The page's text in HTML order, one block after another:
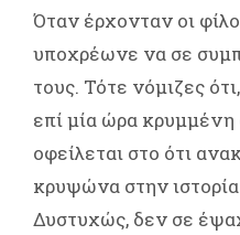
Όταν έρχονταν οι
υποχρέωνε να σε
τους. Τότε νόμιζες
επί μία ώρα
οφείλεται στο ότι
κρυψώνα στην
Δυστυχώς, δεν σε